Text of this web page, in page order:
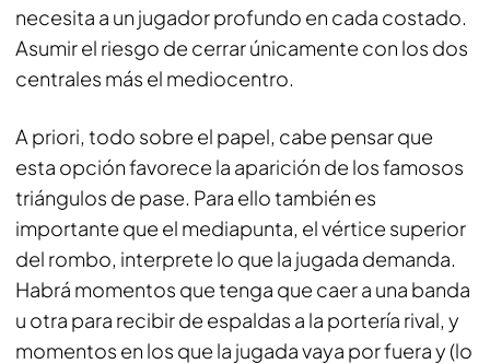
necesita a un jugador profundo en cada costado.
Asumir el riesgo de cerrar únicamente con los dos
centrales más el mediocentro.
A priori, todo sobre el papel, cabe pensar que
esta opción favorece la aparición de los famosos
triángulos de pase. Para ello también es
importante que el mediapunta, el vértice superior
del rombo, interprete lo que la jugada demanda.
Habrá momentos que tenga que caer a una banda
u otra para recibir de espaldas a la portería rival, y
momentos en los que la jugada vaya por fuera y (lo